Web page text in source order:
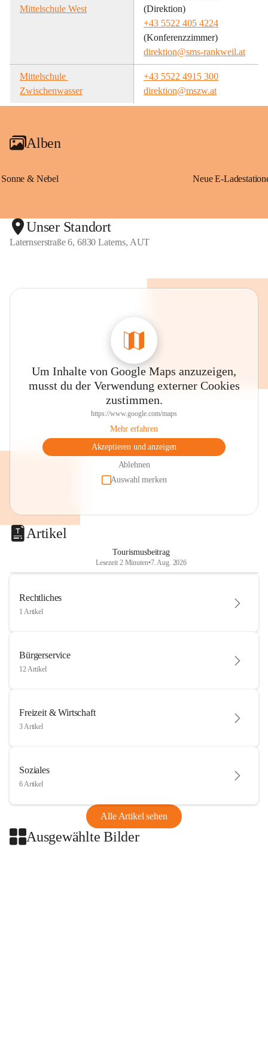
Mittelschule West
(Direktion)
+43 5522 405 4224
(Konferenzzimmer)
direktion@sms-rankweil.at
Mittelschule
Zwischenwasser
+43 5522 4915 300
direktion@mszw.at
Alben
Sonne & Nebel
Unser Standort
Laternserstraße 6, 6830 Laterns, AUT
Um Inhalte von Google Maps anzuzeigen,
musst du der Verwendung externer Cookies
zustimmen.
https://www.google.com/maps
Mehr erfahren
Akzeptieren und anzeigen
Ablehnen
Auswahl merken
Artikel
Tourismusbeitrag
Lesezeit 2 Minuten•7. Aug. 2026
Rechtliches
1 Artikel
Bürgerservice
12 Artikel
Freizeit & Wirtschaft
3 Artikel
Soziales
6 Artikel
Alle Artikel sehen
Ausgewählte Bilder